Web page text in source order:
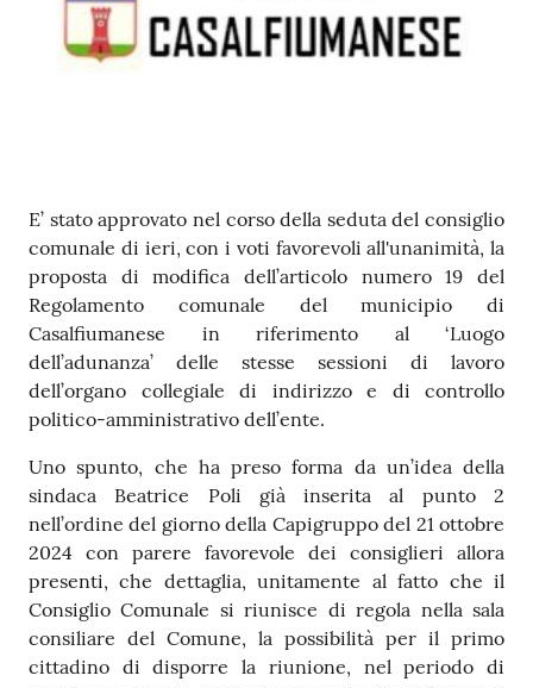
Contenuto
E’ stato approvato nel corso della seduta del consiglio
comunale di ieri, con i voti favorevoli all'unanimità, la
proposta di modifica dell’articolo numero 19 del
Regolamento comunale del municipio di
Casalfiumanese in riferimento al ‘Luogo
dell’adunanza’ delle stesse sessioni di lavoro
dell’organo collegiale di indirizzo e di controllo
politico-amministrativo dell’ente.
Uno spunto, che ha preso forma da un’idea della
sindaca Beatrice Poli già inserita al punto 2
nell’ordine del giorno della Capigruppo del 21 ottobre
2024 con parere favorevole dei consiglieri allora
presenti, che dettaglia, unitamente al fatto che il
Consiglio Comunale si riunisce di regola nella sala
consiliare del Comune, la possibilità per il primo
cittadino di disporre la riunione, nel periodo di